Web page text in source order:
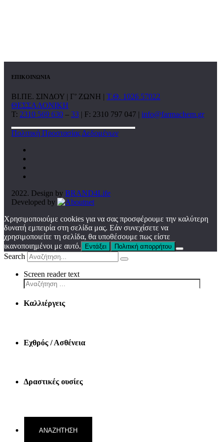
ΕΠΙΚΟΙΝΩΝΙΑ
ΒΙ.ΠΕ. ΣΙΝΔΟΥ | Γ’ ΖΩΝΗ | Τ.Θ. 1026 57022
ΘΕΣΣΑΛΟΝΙΚΗ
T: 2310 569 630 – 33 | F: 2310 797 047 | info@farmachem.gr
Πολιτική Προστασίας Δεδομένων
2022. Design by BRAND4Life
Developed by
Χρησιμοποιούμε cookies για να σας προσφέρουμε την καλύτερη
δυνατή εμπειρία στη σελίδα μας. Εάν συνεχίσετε να
χρησιμοποιείτε τη σελίδα, θα υποθέσουμε πως είστε
ικανοποιημένοι με αυτό.
Εντάξει Πολιτική απορρήτου
Search
Screen reader text
Καλλιέργεις
Εχθρός / Ασθένεια
Δραστικές ουσίες